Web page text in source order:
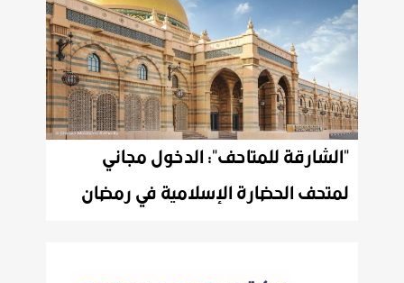
"الشارقة للمتاحف": الدخول مجاني
لمتحف الحضارة الإسلامية في رمضان